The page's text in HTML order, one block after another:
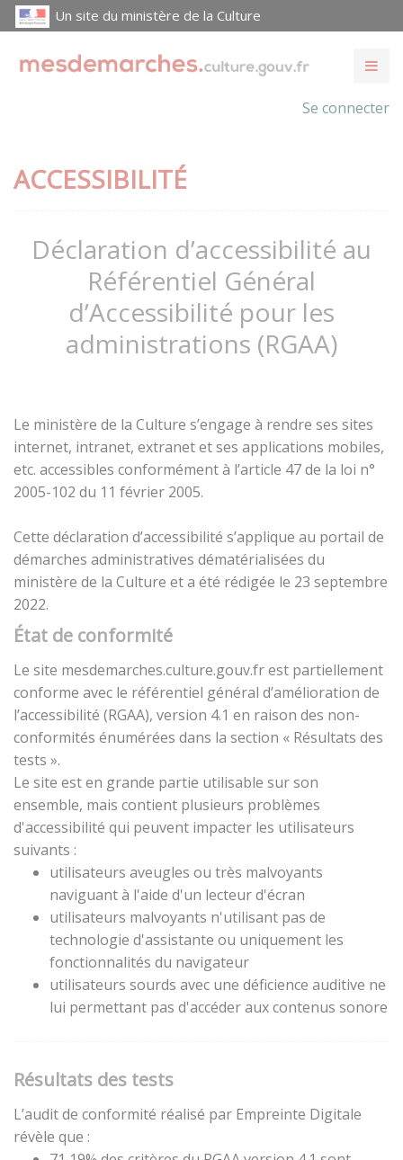
Un site du ministère de la Culture
Se connecter
ACCESSIBILITÉ
Déclaration d’accessibilité au
Référentiel Général
d’Accessibilité pour les
administrations (RGAA)
Le ministère de la Culture s’engage à rendre ses sites
internet, intranet, extranet et ses applications mobiles,
etc. accessibles conformément à l’article 47 de la loi n°
2005-102 du 11 février 2005.
Cette déclaration d’accessibilité s’applique au portail de
démarches administratives dématérialisées du
ministère de la Culture et a été rédigée le 23 septembre
2022.
État de conformité
Le site mesdemarches.culture.gouv.fr est partiellement
conforme avec le référentiel général d’amélioration de
l’accessibilité (RGAA), version 4.1 en raison des non-
conformités énumérées dans la section « Résultats des
tests ».
Le site est en grande partie utilisable sur son
ensemble, mais contient plusieurs problèmes
d'accessibilité qui peuvent impacter les utilisateurs
suivants :
utilisateurs aveugles ou très malvoyants
naviguant à l'aide d'un lecteur d'écran
utilisateurs malvoyants n'utilisant pas de
technologie d'assistante ou uniquement les
fonctionnalités du navigateur
utilisateurs sourds avec une déficience auditive ne
lui permettant pas d'accéder aux contenus sonore
Résultats des tests
L’audit de conformité réalisé par Empreinte Digitale
révèle que :